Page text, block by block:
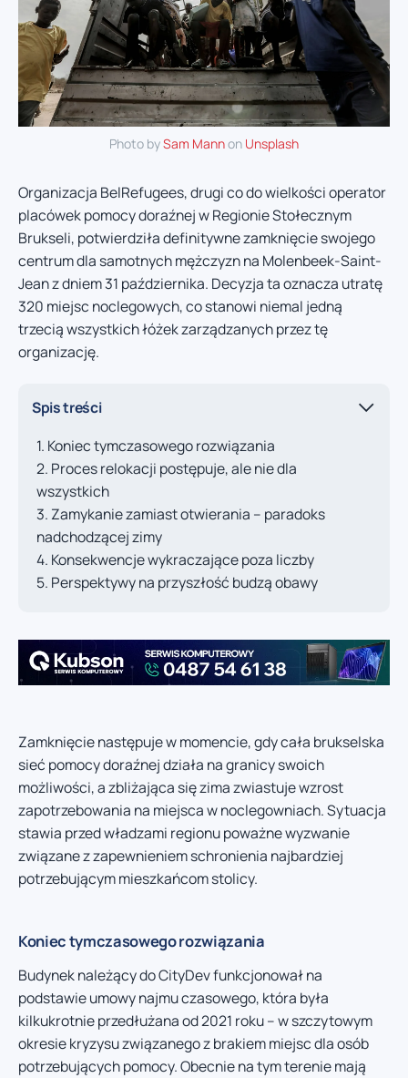
Photo bySam Mannon Unsplash
Organizacja BelRefugees, drugi co do wielkości operator
placówek pomocy doraźnej w Regionie Stołecznym
Brukseli, potwierdziła definitywne zamknięcie swojego
centrum dla samotnych mężczyzn na Molenbeek-Saint-
Jean z dniem 31 października. Decyzja ta oznacza utratę
320 miejsc noclegowych, co stanowi niemal jedną
trzecią wszystkich łóżek zarządzanych przez tę
organizację.
Spis treści
Koniec tymczasowego rozwiązania
Proces relokacji postępuje, ale nie dla
wszystkich
Zamykanie zamiast otwierania – paradoks
nadchodzącej zimy
Konsekwencje wykraczające poza liczby
Perspektywy na przyszłość budzą obawy
Zamknięcie następuje w momencie, gdy cała brukselska
sieć pomocy doraźnej działa na granicy swoich
możliwości, a zbliżająca się zima zwiastuje wzrost
zapotrzebowania na miejsca w noclegowniach. Sytuacja
stawia przed władzami regionu poważne wyzwanie
związane z zapewnieniem schronienia najbardziej
potrzebującym mieszkańcom stolicy.
Koniec tymczasowego rozwiązania
Budynek należący do CityDev funkcjonował na
podstawie umowy najmu czasowego, która była
kilkukrotnie przedłużana od 2021 roku – w szczytowym
okresie kryzysu związanego z brakiem miejsc dla osób
potrzebujących pomocy. Obecnie na tym terenie mają